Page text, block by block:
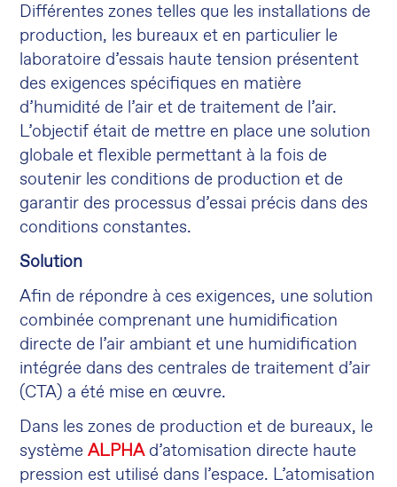
Différentes zones telles que les installations de
production, les bureaux et en particulier le
laboratoire d’essais haute tension présentent
des exigences spécifiques en matière
d’humidité de l’air et de traitement de l’air.
L’objectif était de mettre en place une solution
globale et flexible permettant à la fois de
soutenir les conditions de production et de
garantir des processus d’essai précis dans des
conditions constantes.
Solution
Afin de répondre à ces exigences, une solution
combinée comprenant une humidification
directe de l’air ambiant et une humidification
intégrée dans des centrales de traitement d’air
(CTA) a été mise en œuvre.
Dans les zones de production et de bureaux, le
systèmeALPHA d’atomisation directe haute
pression est utilisé dans l’espace. L’atomisation